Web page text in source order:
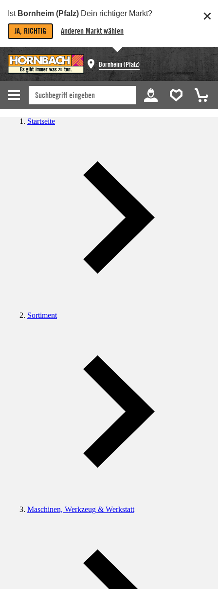
Ist Bornheim (Pfalz) Dein richtiger Markt?
JA, RICHTIG Anderen Markt wählen
Bornheim (Pfalz)
Startseite
Sortiment
Maschinen, Werkzeug & Werkstatt